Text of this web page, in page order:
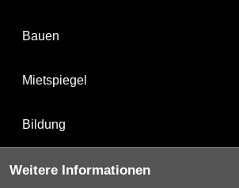
Bauen
Mietspiegel
Bildung
Weitere Informationen